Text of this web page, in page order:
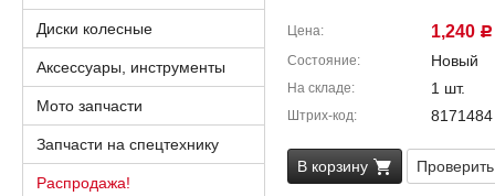
Цена 1,240 Р
Состояние Новый
На складе 1 шт.
Штрих-код 8171484
В корзину
Диски колесные
Аксессуары, инструменты
Мото запчасти
Запчасти на спецтехнику
Распродажа!